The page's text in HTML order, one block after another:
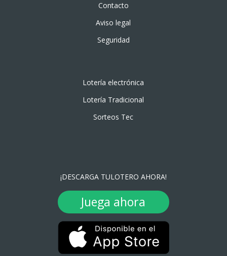
Contacto
Aviso legal
Seguridad
Lotería electrónica
Lotería Tradicional
Sorteos Tec
¡DESCARGA TULOTERO AHORA!
Juega ahora